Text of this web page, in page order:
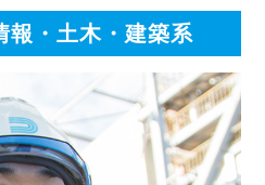
報・土木・建築系